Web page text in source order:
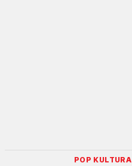
POP KULTURA